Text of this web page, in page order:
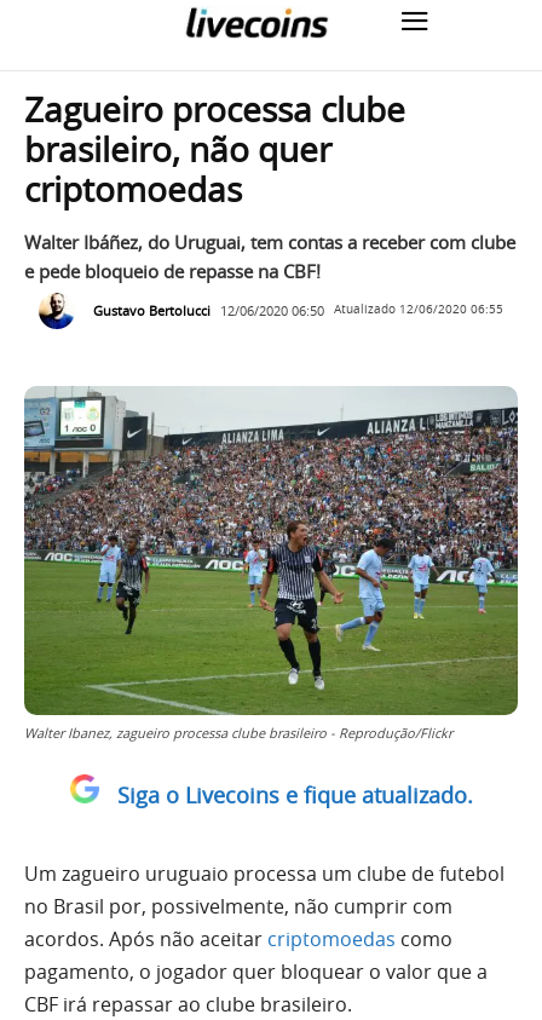
Zagueiro processa clube
brasileiro, não quer
criptomoedas
Walter Ibáñez, do Uruguai, tem contas a receber com clube
e pede bloqueio de repasse na CBF!
Gustavo Bertolucci 12/06/2020 06:50 Atualizado 12/06/2020 06:55
Walter Ibanez, zagueiro processa clube brasileiro - Reprodução/Flickr
Siga o Livecoins e fique atualizado.
Um zagueiro uruguaio processa um clube de futebol
no Brasil por, possivelmente, não cumprir com
acordos. Após não aceitar criptomoedas como
pagamento, o jogador quer bloquear o valor que a
CBF irá repassar ao clube brasileiro.